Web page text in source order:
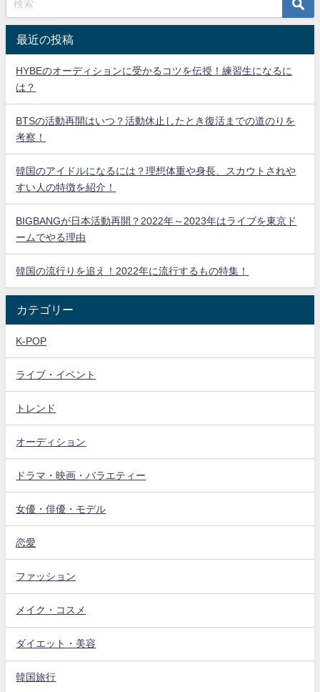
最近の投稿
HYBEのオーディションに受かるコツを伝授！練習生になるに
は？
BTSの活動再開はいつ？活動休止したとき復活までの道のりを
考察！
韓国のアイドルになるには？理想体重や身長、スカウトされや
すい人の特徴を紹介！
BIGBANGが日本活動再開？2022年～2023年はライブを東京ド
ームでやる理由
韓国の流行りを追え！2022年に流行するもの特集！
カテゴリー
K-POP
ライブ・イベント
トレンド
オーディション
ドラマ・映画・バラエティー
女優・俳優・モデル
恋愛
ファッション
メイク・コスメ
ダイエット・美容
韓国旅行